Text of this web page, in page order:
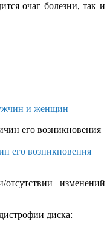
очаг болезни, так и
и женщин
его возникновения
изменений
диска: